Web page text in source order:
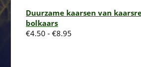
Duurzame kaarsen van
bolkaars
€4.50 - €8.95